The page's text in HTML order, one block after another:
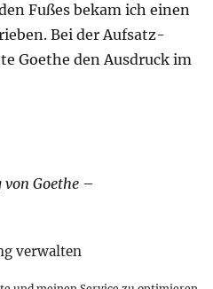
verwalten
Fußes bekam ich einen
Bei der Aufsatz-
Goethe den Ausdruck im
Goethe–
bringen, meinte nur
auf einer Stufe stehst.“